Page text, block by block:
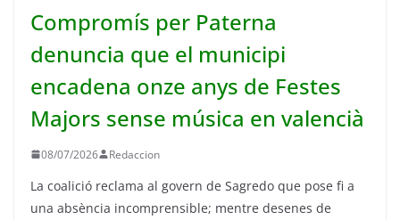
Compromís per Paterna
denuncia que el municipi
encadena onze anys de Festes
Majors sense música en valencià
08/07/2026 Redaccion
La coalició reclama al govern de Sagredo que pose fi a
una absència incomprensible; mentre desenes de